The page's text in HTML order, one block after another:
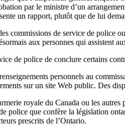
par le ministre d’un
un rapport, plutôt que de lui
commissions de service de police
aux personnes qui assistent
de police de conclure certains
personnels au
sur un site Web public. Des
royale du Canada ou les
police que confère la législation
prescrits de l’Ontario.